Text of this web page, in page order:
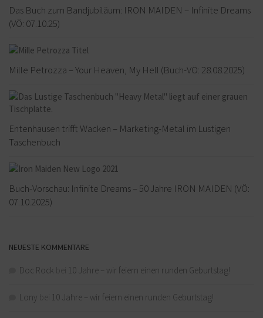
Das Buch zum Bandjubiläum: IRON MAIDEN – Infinite Dreams
(VÖ: 07.10.25)
Mille Petrozza – Your Heaven, My Hell (Buch-VÖ: 28.08.2025)
Entenhausen trifft Wacken – Marketing-Metal im Lustigen
Taschenbuch
Buch-Vorschau: Infinite Dreams – 50 Jahre IRON MAIDEN (VÖ:
07.10.2025)
NEUESTE KOMMENTARE
Doc Rock 10 Jahre – wir feiern einen runden Geburtstag!
Lony 10 Jahre – wir feiern einen runden Geburtstag!